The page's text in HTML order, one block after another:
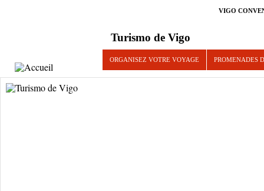
VIGO
Turismo de Vigo
ORGANISEZ VOTRE VOYAGE PROMENADES